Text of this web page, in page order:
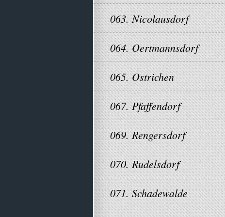
063. Nicolausdorf
064. Oertmannsdorf
065. Ostrichen
067. Pfaffendorf
069. Rengersdorf
070. Rudelsdorf
071. Schadewalde